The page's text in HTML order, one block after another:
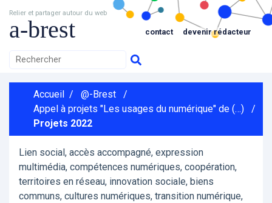
Relier et partager autour du web
a-brest contact devenir rédacteur
Accueil / @-Brest
/
Appel à projets "Les usages du numérique" de (…)
/
Projets 2022
Lien social, accès accompagné, expression
multimédia, compétences numériques, coopération,
territoires en réseau, innovation sociale, biens
communs, cultures numériques, transition numérique,